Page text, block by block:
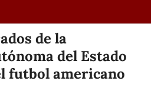
de la
del Estado
futbol americano